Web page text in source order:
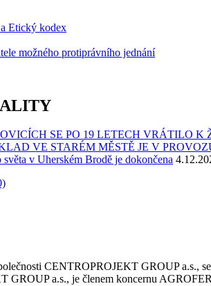
Etický kodex
možného protiprávního jednání
SE PO 19 LETECH VRÁTILO K
VE STARÉM MĚSTĚ JE V
světa v Uherském Brodě je dokončena
CENTROPROJEKT GROUP a.s.,
GROUP a.s., je členem koncernu